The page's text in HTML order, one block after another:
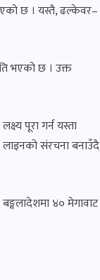
छ । यस्तै, ढल्केवर–
भएको छ । उक्त
पूरा गर्न यस्ता
लाइनको संरचना बनाउँदै
४० मेगावाट